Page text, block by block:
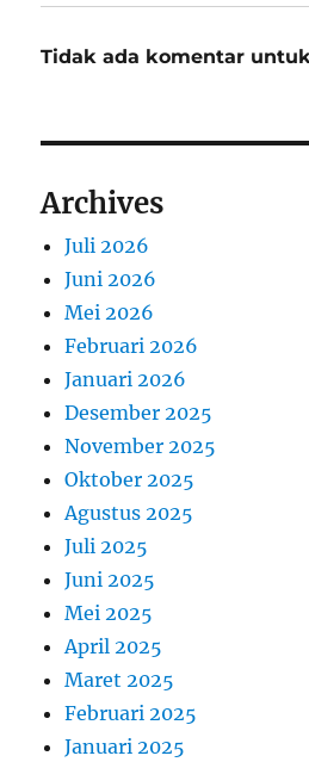
Tidak ada komentar
Archives
Juli 2026
Juni 2026
Mei 2026
Februari 2026
Januari 2026
Desember 2025
November 2025
Oktober 2025
Agustus 2025
Juli 2025
Juni 2025
Mei 2025
April 2025
Maret 2025
Februari 2025
Januari 2025